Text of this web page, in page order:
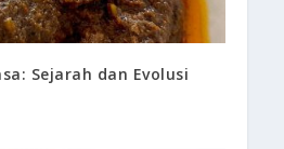
Sejarah dan Evolusi